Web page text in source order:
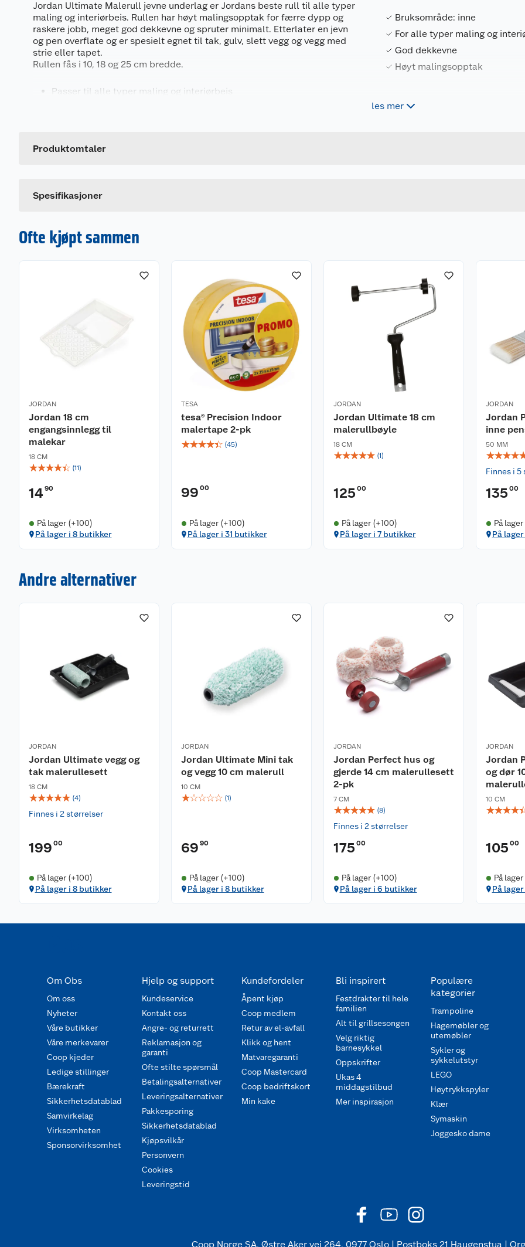
Jordan Ultimate Malerull jevne underlag er Jordans beste rull til alle typer
maling og interiørbeis. Rullen har høyt malingsopptak for færre dypp og
raskere jobb, meget god dekkevne og spruter minimalt. Etterlater en jevn
og pen overflate og er spesielt egnet til tak, gulv, slett vegg og vegg med
strie eller tapet.
Rullen fås i 10, 18 og 25 cm bredde.
Passer til alle typer maling og interiørbeis
Etterlater en jevn og pen overflate
Bruksområde: inne
For alle typer maling og
God dekkevne
Høyt malingsopptak
les mer
Produktomtaler
Spesifikasjoner
Leverandørens artikkelnummer
Forpakningsmål
Ofte kjøpt sammen
JORDAN
Jordan 18 cm
engangsinnlegg til
malekar
18 CM
☆☆☆☆☆ (11)
1490
På lager (+100)
På lager i 8 butikker
TESA
tesa® Precision Indoor
malertape 2-pk
☆☆☆☆☆ (45)
99 00
På lager (+100)
På lager i 31 butikker
JORDAN
Jordan Ultimate 18 cm
malerullbøyle
18 CM
☆☆☆☆☆ (1)
125 00
På lager (+100)
På lager i 7 butikker
JORDAN
Jordan
inne
50 MM
☆☆☆☆
Finnes i 5
135 00
På
På
Andre alternativer
JORDAN
Jordan Ultimate vegg og
tak malerullesett
18 CM
☆☆☆☆☆ (4)
Finnes i 2 størrelser
199 00
På lager (+100)
På lager i 8 butikker
JORDAN
Jordan Ultimate Mini tak
og vegg 10 cm malerull
10 CM
☆☆☆☆☆ (1)
69 90
På lager (+100)
På lager i 8 butikker
JORDAN
Jordan Perfect hus og
gjerde 14 cm malerullesett
2-pk
7 CM
☆☆☆☆☆ (8)
Finnes i 2 størrelser
175 00
På lager (+100)
På lager i 6 butikker
JORDAN
Jordan
og dør
10 CM
☆☆☆☆
105 00
På
På
Om Obs
Om oss
Nyheter
Våre butikker
Våre merkevarer
Coop kjeder
Ledige stillinger
Bærekraft
Sikkerhetsdatablad
Samvirkelag
Virksomheten
Sponsorvirksomhet
Hjelp og support
Kundeservice
Kontakt oss
Angre- og returrett
Reklamasjon og
garanti
Ofte stilte spørsmål
Betalingsalternativer
Leveringsalternativer
Pakkesporing
Sikkerhetsdatablad
Kjøpsvilkår
Personvern
Cookies
Leveringstid
Kundefordeler
Åpent kjøp
Coop medlem
Retur av el-avfall
Klikk og hent
Matvaregaranti
Coop Mastercard
Coop bedriftskort
Min kake
Bli inspirert
Festdrakter til hele
familien
Alt til grillsesongen
Velg riktig
barnesykkel
Oppskrifter
Ukas 4
middagstilbud
Mer inspirasjon
Populære
kategorier
Trampoline
Hagemøbler og
utemøbler
Sykler og
sykkelutstyr
LEGO
Høytrykkspyler
Klær
Symaskin
Joggesko dame
Coop Norge SA, Østre Aker vei 264, 0977 Oslo | Postboks 21 Haugenstua |